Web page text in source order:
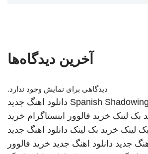
آخرین دیدگاه‌ها
دیدگاهی برای نمایش وجود ندارد.
Spanish Shadowing دانلود اهنگ جدید
بک لینک خرید فالوور اینستاگرام خرید
لینک خرید بک لینک دانلود اهنگ جدید
جدید دانلود اهنگ جدید خرید فالوور